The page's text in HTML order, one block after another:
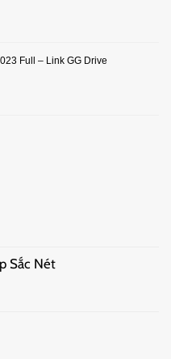
Full – Link GG Drive
Sắc Nét